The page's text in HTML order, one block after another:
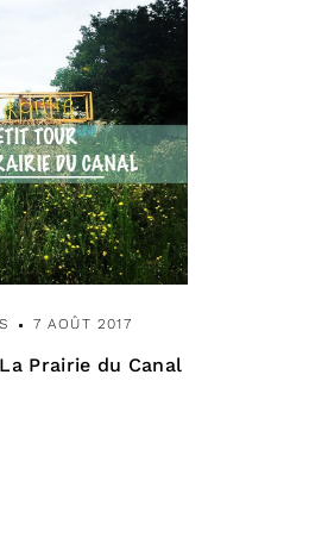
7 AOÛT 2017
Prairie du Canal